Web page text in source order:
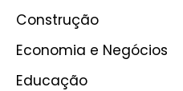
Construção
Economia e Negócios
Educação